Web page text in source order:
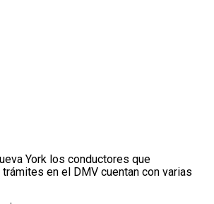
York los conductores que
en el DMV cuentan con varias